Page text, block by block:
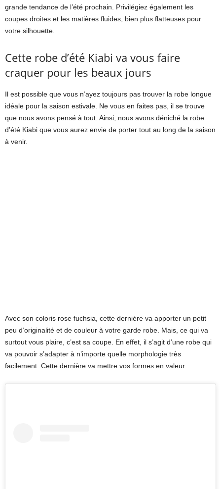
grande tendance de l’été prochain. Privilégiez également les
coupes droites et les matières fluides, bien plus flatteuses pour
votre silhouette.
Cette robe d’été Kiabi va vous faire
craquer pour les beaux jours
Il est possible que vous n’ayez toujours pas trouver la robe longue
idéale pour la saison estivale. Ne vous en faites pas, il se trouve
que nous avons pensé à tout. Ainsi, nous avons déniché la robe
d’été Kiabi que vous aurez envie de porter tout au long de la saison
à venir.
Avec son coloris rose fuchsia, cette dernière va apporter un petit
peu d’originalité et de couleur à votre garde robe. Mais, ce qui va
surtout vous plaire, c’est sa coupe. En effet, il s’agit d’une robe qui
va pouvoir s’adapter à n’importe quelle morphologie très
facilement. Cette dernière va mettre vos formes en valeur.